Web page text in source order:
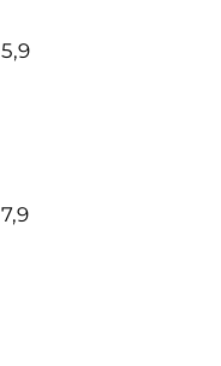
5,9
7,9